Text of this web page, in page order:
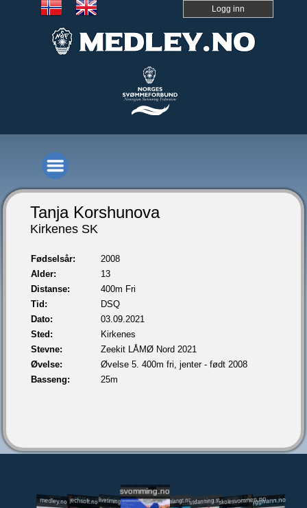
Logg inn
Tanja Korshunova
Kirkenes SK
Fødselsår:
2008
Alder:
13
Distanse:
400m Fri
Tid:
DSQ
Dato:
03.09.2021
Sted:
Kirkenes
Stevne:
Zeekit LÅMØ Nord 2021
Øvelse:
Øvelse 5. 400m fri, jenter - født 2008
Basseng:
25m
medley.no jechsoft.nolivetiming.medley.no
svomming.no
svomlangt.noutdanning.svomming.no
skolesvommen.notryggivann.no